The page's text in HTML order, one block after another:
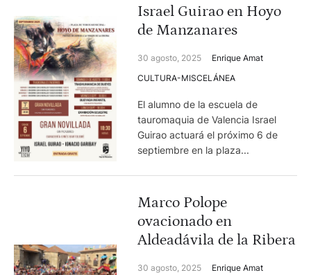
Israel Guirao en Hoyo
de Manzanares
30 agosto, 2025
Enrique Amat
CULTURA-MISCELÁNEA
El alumno de la escuela de
tauromaquia de Valencia Israel
Guirao actuará el próximo 6 de
septiembre en la plaza...
Marco Polope
ovacionado en
Aldeadávila de la Ribera
30 agosto, 2025
Enrique Amat